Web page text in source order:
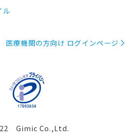
ル
医療機関の方向け ログインページ
Gimic Co.,Ltd.